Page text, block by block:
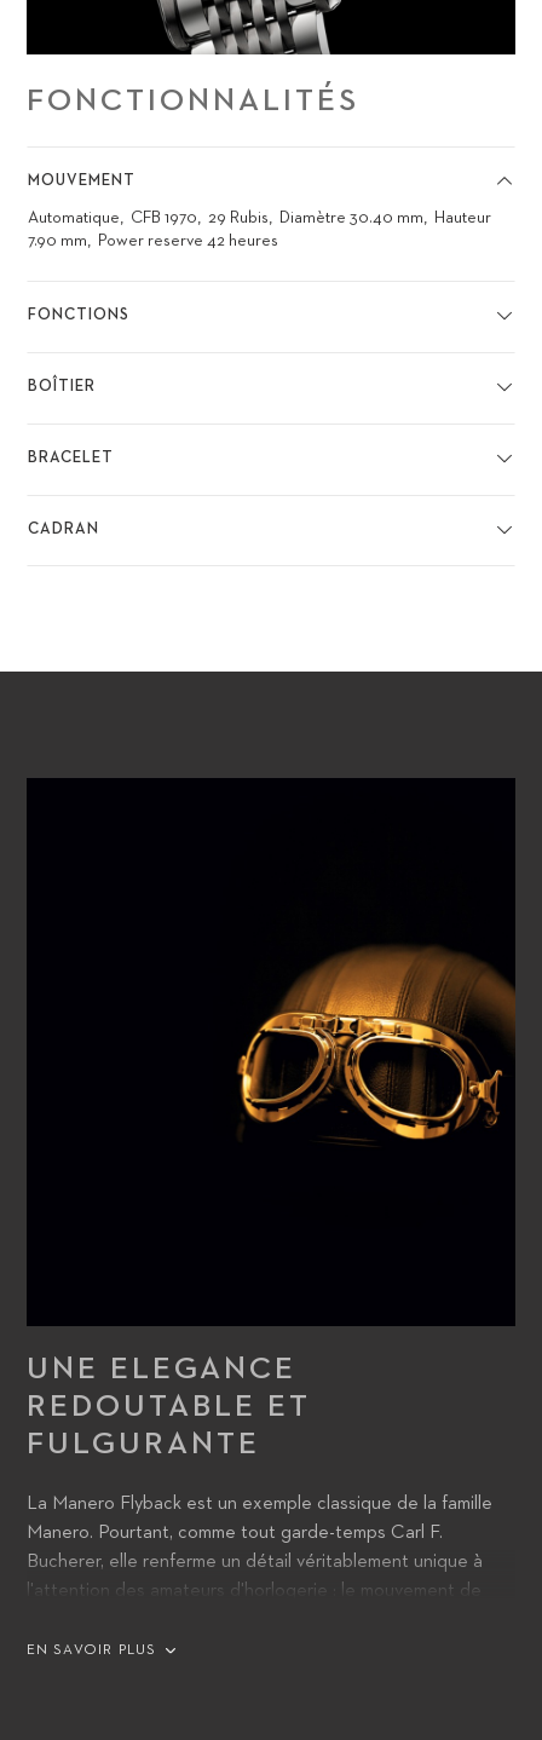
FONCTIONNALITÉS
MOUVEMENT
Automatique CFB 1970 29 Rubis Diamètre 30.40 mm
Hauteur
7.90 mm
Power reserve 42 heures
FONCTIONS
BOÎTIER
BRACELET
CADRAN
UNE ELEGANCE
REDOUTABLE ET
FULGURANTE
La Manero Flyback est un exemple classique de la famille
Manero. Pourtant, comme tout garde-temps Carl F.
Bucherer, elle renferme un détail véritablement unique à
l'attention des amateurs d'horlogerie : le mouvement de
en vol (flyback). Ce dernier permet à son propriétaire
EN SAVOIR PLUS